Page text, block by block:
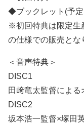
◆ブックレット(予定
※初回特典は限定生
の仕様での販売とな
＜音声特典＞
DISC1
田﨑竜太監督によ
DISC2
坂本浩一監督×塚田